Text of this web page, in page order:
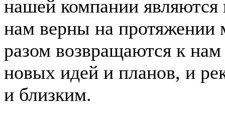
нашей компании
нам верны на протяжении
разом возвращаются к
новых идей и планов, и
и близким.